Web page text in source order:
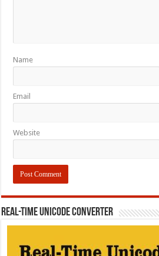
Name
Email
Website
REAL-TIME UNICODE CONVERTER